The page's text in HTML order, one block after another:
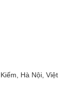
Hà Nội, Việt